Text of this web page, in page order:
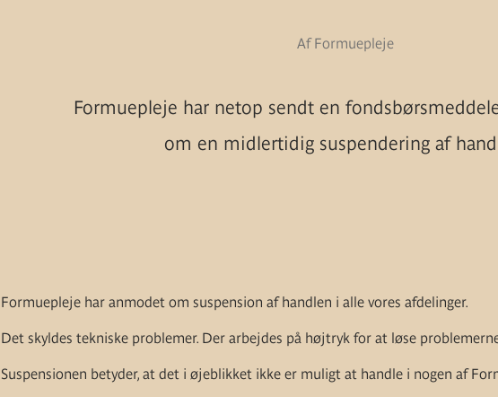
Af Formuepleje
Formuepleje har netop sendt en
om en midlertidig suspendering af
Formuepleje har anmodet om suspension af handlen i alle vores afdelinger.
Det skyldes tekniske problemer. Der arbejdes på højtryk for at løse
Suspensionen betyder, at det i øjeblikket ikke er muligt at handle i nogen af